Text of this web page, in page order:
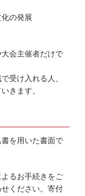
の発展
会主催者だけで
受け入れる人、
きます。
を用いた書面で
るお手続きをご
ください。寄付